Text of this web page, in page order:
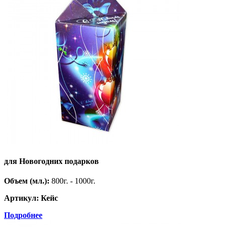
для Новогодних подарков
Объем (мл.): 800г. - 1000г.
Артикул: Кейс
Подробнее